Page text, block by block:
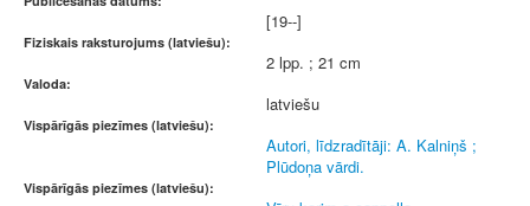
[19--]
Fiziskais raksturojums (latviešu):
2 lpp. ; 21 cm
Valoda:
latviešu
Vispārīgās piezīmes (latviešu):
Autori, līdzradītāji: A. Kalniņš ;
Plūdoņa vārdi.
Vispārīgās piezīmes (latviešu):